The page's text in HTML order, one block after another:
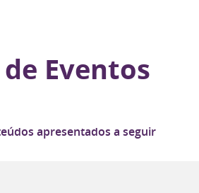
Eventos
apresentados a seguir